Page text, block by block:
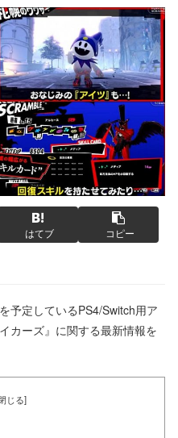
はてブ コピー
予定しているPS4/Switch用ア
カーズ』に関する最新情報を